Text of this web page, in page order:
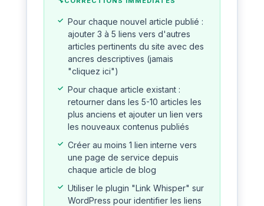
Pour chaque nouvel article publié :
ajouter 3 à 5 liens vers d'autres
articles pertinents du site avec des
ancres descriptives (jamais
"cliquez ici")
Pour chaque article existant :
retourner dans les 5-10 articles les
plus anciens et ajouter un lien vers
les nouveaux contenus publiés
Créer au moins 1 lien interne vers
une page de service depuis
chaque article de blog
Utiliser le plugin "Link Whisper" sur
WordPress pour identifier les liens